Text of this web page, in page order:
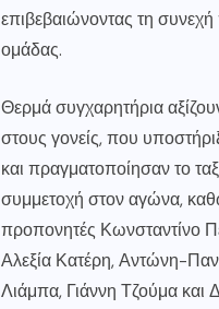
επιβεβαιώνοντας τη
ομάδας.
Θερμά συγχαρητήρια
στους γονείς, που
και πραγματοποίησαν το
συμμετοχή στον αγώνα,
προπονητές Κωνσταντίνο
Αλεξία Κατέρη, Αντώνη-
Λιάμπα, Γιάννη Τζούμα και